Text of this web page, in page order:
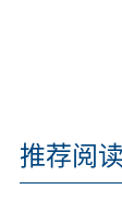
推荐阅读